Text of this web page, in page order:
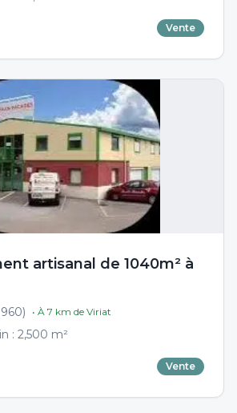
Vente
artisanal de 1040m² à
) • À 7 km de Viriat
: 2,500 m²
Vente